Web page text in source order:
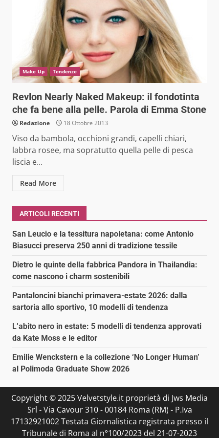
Make Up Tendenze
Revlon Nearly Naked Makeup: il fondotinta
che fa bene alla pelle. Parola di Emma Stone
Redazione 18 Ottobre 2013
Viso da bambola, occhioni grandi, capelli chiari,
labbra rosee, ma sopratutto quella pelle di pesca
liscia e...
Read More
ARTICOLI RECENTI
San Leucio e la tessitura napoletana: come Antonio
Biasucci preserva 250 anni di tradizione tessile
Dietro le quinte della fabbrica Pandora in Thailandia:
come nascono i charm sostenibili
Pantaloncini bianchi primavera-estate 2026: dalla
sartoria allo sportivo, 10 modelli di tendenza
L’abito nero in estate: 5 modelli di tendenza approvati
da Kate Moss e le editor
Emilie Wenckstern e la collezione ‘No Longer Human’
al Polimoda Graduate Show 2026
Copyright © 2025 Velvetstyle.it proprietà di Jws Media
Srl - Via Cavour 310 - 00184 Roma (RM) - P.Iva
17132921002 Testata Giornalistica registrata presso il
Tribunale di Roma al n°100/2023 del 21-07-2023